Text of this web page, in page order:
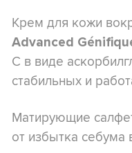
Крем для кожи
Advanced
С в виде
стабильных и
Матирующие
от избытка себума